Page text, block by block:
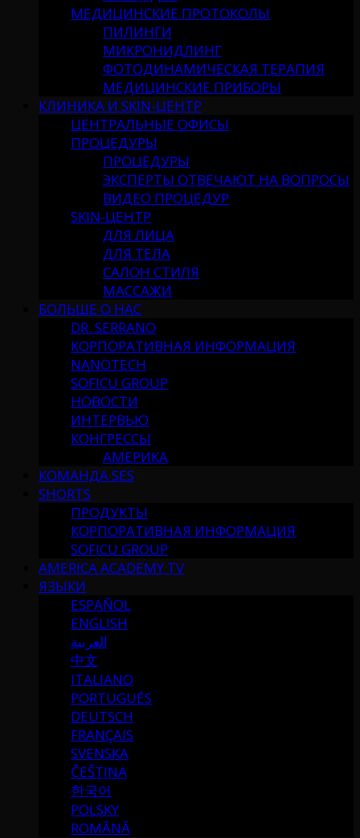
МЕДИЦИНСКИЕ ПРОТОКОЛЫ
ПИЛИНГИ
МИКРОНИДЛИНГ
ФОТОДИНАМИЧЕСКАЯ ТЕРАПИЯ
МЕДИЦИНСКИЕ ПРИБОРЫ
КЛИНИКА И SKIN-ЦЕНТР
ЦЕНТРАЛЬНЫЕ ОФИСЫ
ПРОЦЕДУРЫ
ПРОЦЕДУРЫ
ЭКСПЕРТЫ ОТВЕЧАЮТ НА ВОПРОСЫ
ВИДЕО ПРОЦЕДУР
SKIN-ЦЕНТР
ДЛЯ ЛИЦА
ДЛЯ ТЕЛА
САЛОН СТИЛЯ
МАССАЖИ
БОЛЬШЕ О НАС
DR. SERRANO
КОРПОРАТИВНАЯ ИНФОРМАЦИЯ
NANOTECH
SOFICU GROUP
НОВОСТИ
ИНТЕРВЬЮ
КОНГРЕССЫ
АМЕРИКА
КОМАНДА SES
SHORTS
ПРОДУКТЫ
КОРПОРАТИВНАЯ ИНФОРМАЦИЯ
SOFICU GROUP
AMERICA ACADEMY TV
ЯЗЫКИ
ESPAÑOL
ENGLISH
العربية
中文
ITALIANO
PORTUGUÉS
DEUTSCH
FRANÇAIS
SVENSKA
ČEŠTINA
한국어
POLSKY
ROMÂNĂ